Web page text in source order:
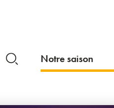
Notre saison